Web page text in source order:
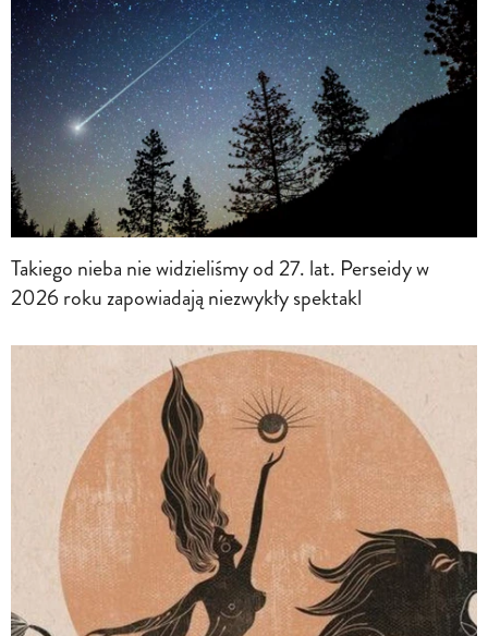
Takiego nieba nie widzieliśmy od 27. lat. Perseidy w
2026 roku zapowiadają niezwykły spektakl